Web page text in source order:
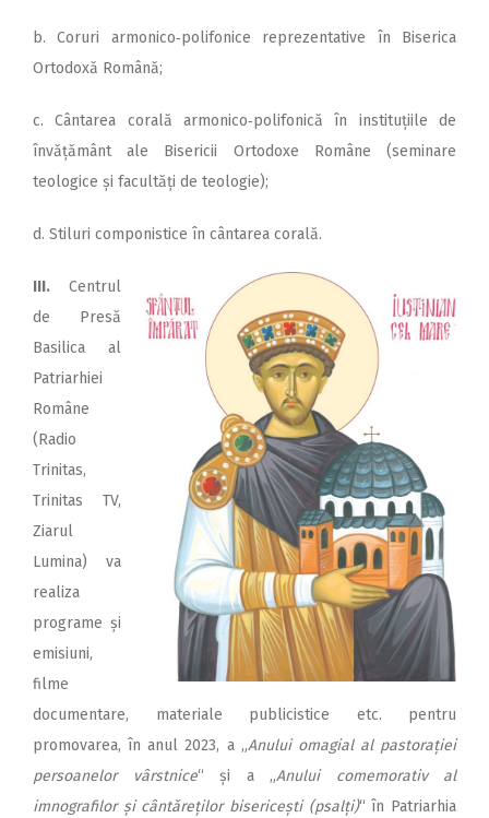
b. Coruri armonico‑polifonice reprezentative în Biserica
Ortodoxă Română;
c. Cântarea corală armonico‑polifonică în instituțiile de
învățământ ale Bisericii Ortodoxe Române (seminare
teologice și facultăți de teologie);
d. Stiluri componistice în cântarea corală.
III. Centrul
de Presă
Basilica al
Patriarhiei
Române
(Radio
Trinitas,
Trinitas TV,
Ziarul
Lumina) va
realiza
programe și
emisiuni,
filme
documentare, materiale publicistice etc. pentru
promovarea, în anul 2023, a „Anului omagial al pastorației
persoanelor vârstnice“ și a „Anului comemorativ al
imnografilor și cântăreților bisericești (psalți)“ în Patriarhia